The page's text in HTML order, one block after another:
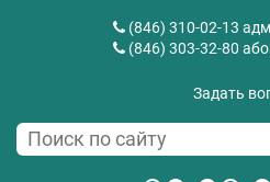
(846) 310-02-13
(846) 303-32-80
Задать